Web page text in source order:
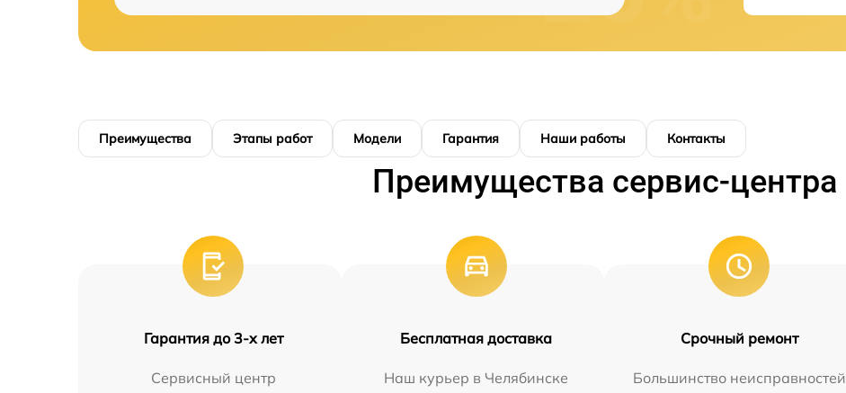
Преимущества Этапы работ Модели Гарантия Наши работы Контакты
Преимущества сервис-центра
Гарантия до 3-х лет
Сервисный центр
Бесплатная доставка
Наш курьер в Челябинске
Срочный ремонт
Большинство неисправностей